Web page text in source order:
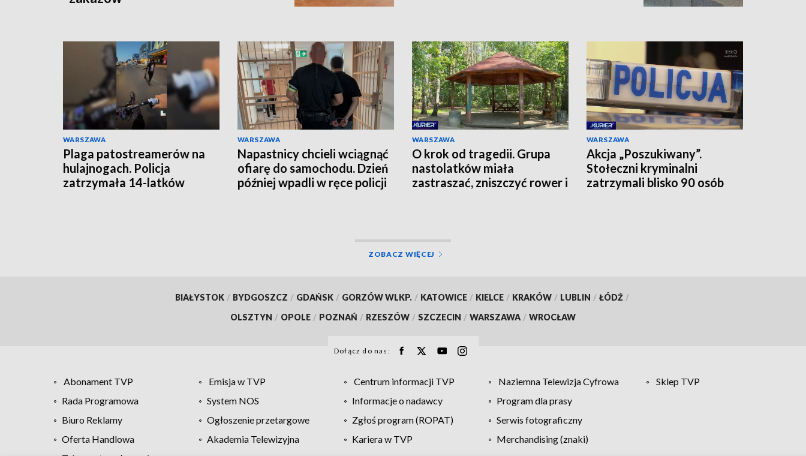
WARSZAWA
Plaga patostreamerów na
hulajnogach. Policja
zatrzymała 14-latków
WARSZAWA
Napastnicy chcieli wciągnąć
ofiarę do samochodu. Dzień
później wpadli w ręce policji
WARSZAWA
O krok od tragedii. Grupa
nastolatków miała
zastraszać, zniszczyć rower i
WARSZAWA
Akcja „Poszukiwany”.
Stołeczni kryminalni
zatrzymali blisko 90 osób
ZOBACZ WIĘCEJ
BIAŁYSTOK / BYDGOSZCZ / GDAŃSK / GORZÓW WLKP. / KATOWICE / KIELCE / KRAKÓW / LUBLIN / ŁÓDŹ /
OLSZTYN / OPOLE / POZNAŃ / RZESZÓW / SZCZECIN / WARSZAWA / WROCŁAW
Dołącz do nas:
Abonament TVP Emisja w TVP Centrum informacji TVP Naziemna Telewizja Cyfrowa
Sklep TVP
Rada Programowa
System NOS Informacje o nadawcy
Program dla prasy
Biuro Reklamy
Ogłoszenie przetargowe Zgłoś program (ROPAT)
Serwis fotograficzny
Oferta Handlowa
Akademia Telewizyjna Kariera w TVP
Merchandising (znaki)